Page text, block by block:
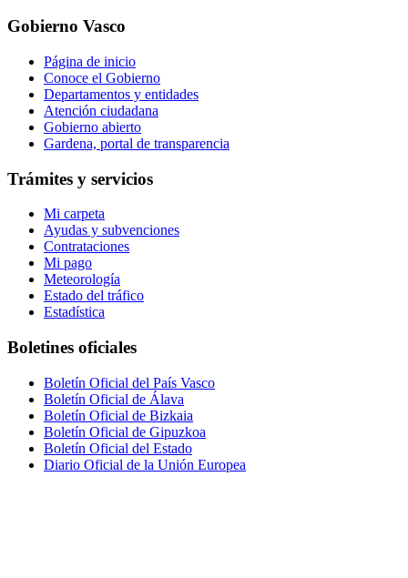
Gobierno Vasco
Página de inicio
Conoce el Gobierno
Departamentos y entidades
Atención ciudadana
Gobierno abierto
Gardena, portal de transparencia
Trámites y servicios
Mi carpeta
Ayudas y subvenciones
Contrataciones
Mi pago
Meteorología
Estado del tráfico
Estadística
Boletines oficiales
Boletín Oficial del País Vasco
Boletín Oficial de Álava
Boletín Oficial de Bizkaia
Boletín Oficial de Gipuzkoa
Boletín Oficial del Estado
Diario Oficial de la Unión Europea